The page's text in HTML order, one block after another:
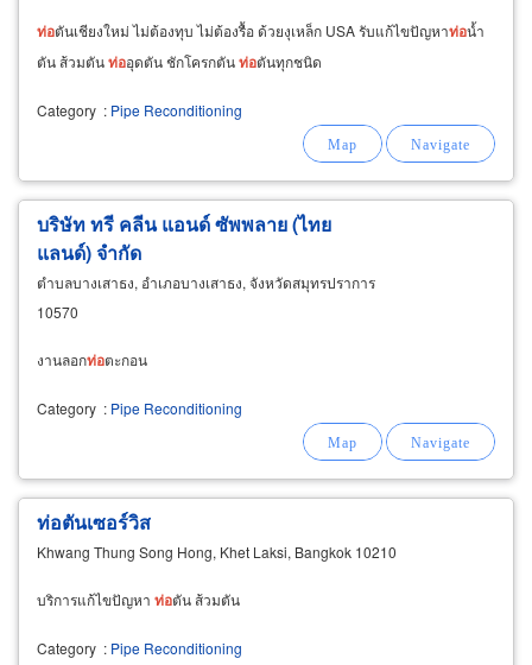
ท่อตันเชียงใหม่ ไม่ต้องทุบ ไม่ต้องรื้อ ด้วยงุเหล็ก USA รับแก้ไขปัญหาท่อน้ำ
ตัน ส้วมตันท่ออุดตัน ชักโครกตันท่อตันทุกชนิด
Category : Pipe Reconditioning
บริษัท ทรี คลีน แอนด์ ซัพพลาย (ไทย
แลนด์) จำกัด
ตำบลบางเสาธง, อำเภอบางเสาธง, จังหวัดสมุทรปราการ
10570
งานลอกท่อตะกอน
Category : Pipe Reconditioning
ท่อตันเซอร์วิส
Khwang Thung Song Hong, Khet Laksi, Bangkok 10210
บริการแก้ไขปัญหา ท่อตัน ส้วมตัน
Category : Pipe Reconditioning